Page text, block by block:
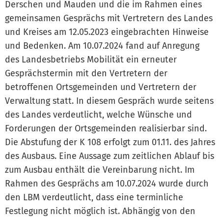
Derschen und Mauden und die im Rahmen eines
gemeinsamen Gesprächs mit Vertretern des Landes
und Kreises am 12.05.2023 eingebrachten Hinweise
und Bedenken. Am 10.07.2024 fand auf Anregung
des Landesbetriebs Mobilität ein erneuter
Gesprächstermin mit den Vertretern der
betroffenen Ortsgemeinden und Vertretern der
Verwaltung statt. In diesem Gespräch wurde seitens
des Landes verdeutlicht, welche Wünsche und
Forderungen der Ortsgemeinden realisierbar sind.
Die Abstufung der K 108 erfolgt zum 01.11. des Jahres
des Ausbaus. Eine Aussage zum zeitlichen Ablauf bis
zum Ausbau enthält die Vereinbarung nicht. Im
Rahmen des Gesprächs am 10.07.2024 wurde durch
den LBM verdeutlicht, dass eine terminliche
Festlegung nicht möglich ist. Abhängig von den